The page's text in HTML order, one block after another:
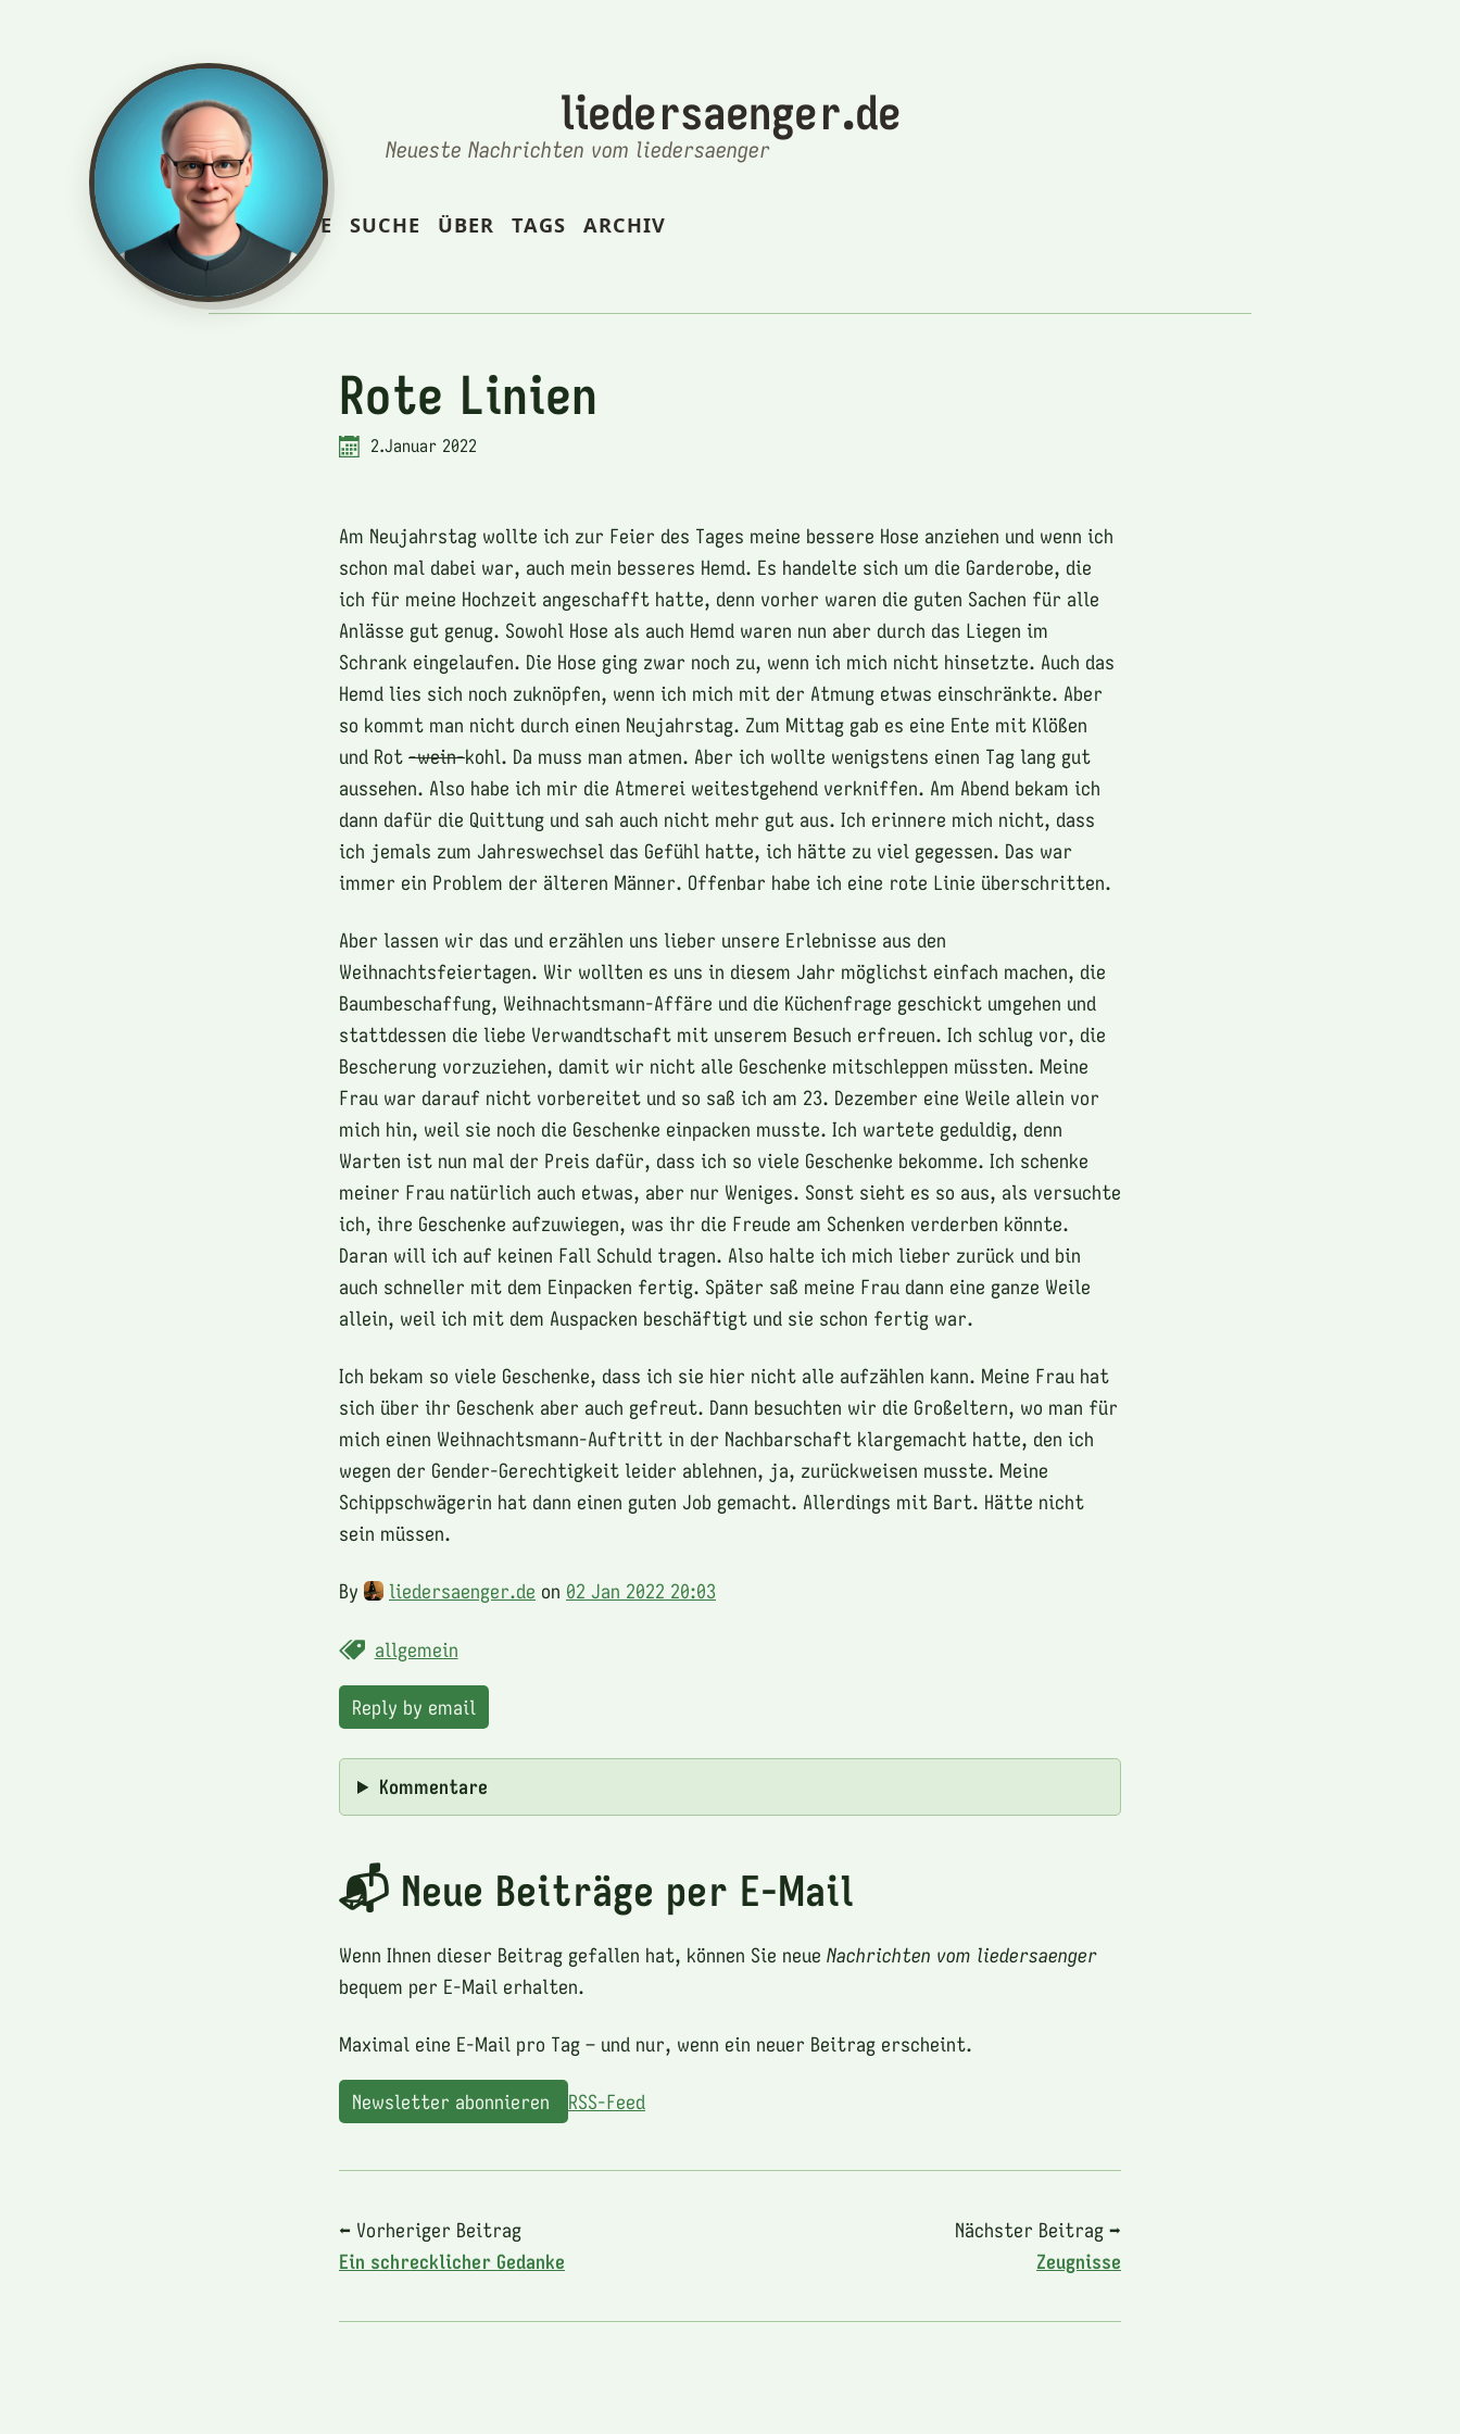
liedersaenger.de
Neueste Nachrichten vom liedersaenger
STARTSEITE SUCHE ÜBER TAGS ARCHIV
Rote Linien
2.Januar 2022
Am Neujahrstag wollte ich zur Feier des Tages meine bessere Hose anziehen und wenn ich
schon mal dabei war, auch mein besseres Hemd. Es handelte sich um die Garderobe, die
ich für meine Hochzeit angeschafft hatte, denn vorher waren die guten Sachen für alle
Anlässe gut genug. Sowohl Hose als auch Hemd waren nun aber durch das Liegen im
Schrank eingelaufen. Die Hose ging zwar noch zu, wenn ich mich nicht hinsetzte. Auch das
Hemd lies sich noch zuknöpfen, wenn ich mich mit der Atmung etwas einschränkte. Aber
so kommt man nicht durch einen Neujahrstag. Zum Mittag gab es eine Ente mit Klößen
und Rot -wein-kohl. Da muss man atmen. Aber ich wollte wenigstens einen Tag lang gut
aussehen. Also habe ich mir die Atmerei weitestgehend verkniffen. Am Abend bekam ich
dann dafür die Quittung und sah auch nicht mehr gut aus. Ich erinnere mich nicht, dass
ich jemals zum Jahreswechsel das Gefühl hatte, ich hätte zu viel gegessen. Das war
immer ein Problem der älteren Männer. Offenbar habe ich eine rote Linie überschritten.
Aber lassen wir das und erzählen uns lieber unsere Erlebnisse aus den
Weihnachtsfeiertagen. Wir wollten es uns in diesem Jahr möglichst einfach machen, die
Baumbeschaffung, Weihnachtsmann-Affäre und die Küchenfrage geschickt umgehen und
stattdessen die liebe Verwandtschaft mit unserem Besuch erfreuen. Ich schlug vor, die
Bescherung vorzuziehen, damit wir nicht alle Geschenke mitschleppen müssten. Meine
Frau war darauf nicht vorbereitet und so saß ich am 23. Dezember eine Weile allein vor
mich hin, weil sie noch die Geschenke einpacken musste. Ich wartete geduldig, denn
Warten ist nun mal der Preis dafür, dass ich so viele Geschenke bekomme. Ich schenke
meiner Frau natürlich auch etwas, aber nur Weniges. Sonst sieht es so aus, als versuchte
ich, ihre Geschenke aufzuwiegen, was ihr die Freude am Schenken verderben könnte.
Daran will ich auf keinen Fall Schuld tragen. Also halte ich mich lieber zurück und bin
auch schneller mit dem Einpacken fertig. Später saß meine Frau dann eine ganze Weile
allein, weil ich mit dem Auspacken beschäftigt und sie schon fertig war.
Ich bekam so viele Geschenke, dass ich sie hier nicht alle aufzählen kann. Meine Frau hat
sich über ihr Geschenk aber auch gefreut. Dann besuchten wir die Großeltern, wo man für
mich einen Weihnachtsmann-Auftritt in der Nachbarschaft klargemacht hatte, den ich
wegen der Gender-Gerechtigkeit leider ablehnen, ja, zurückweisen musste. Meine
Schippschwägerin hat dann einen guten Job gemacht. Allerdings mit Bart. Hätte nicht
sein müssen.
By liedersaenger.de on 02 Jan 2022 20:03
allgemein
Reply by email
Kommentare
📬 Neue Beiträge per E-Mail
Wenn Ihnen dieser Beitrag gefallen hat, können Sie neue Nachrichten vom liedersaenger
bequem per E-Mail erhalten.
Maximal eine E-Mail pro Tag – und nur, wenn ein neuer Beitrag erscheint.
Newsletter abonnieren RSS-Feed
⬅ Vorheriger Beitrag
Ein schrecklicher Gedanke
Nächster Beitrag ➡
Zeugnisse